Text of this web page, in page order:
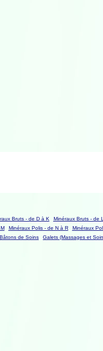
Bruts - de D à K
Minéraux Bruts - de
Minéraux Polis - de N à R
Minéraux
Bâtons de Soins
Galets (Massages et